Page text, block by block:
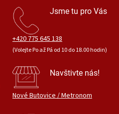
Jsme tu pro Vás
+420 775 645 138
(Volejte Po až Pá od 10 do 18.00 hodin)
Navštivte nás!
Nové Butovice / Metronom